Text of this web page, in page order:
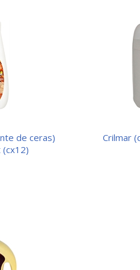
crilmar (decapante de ceras)